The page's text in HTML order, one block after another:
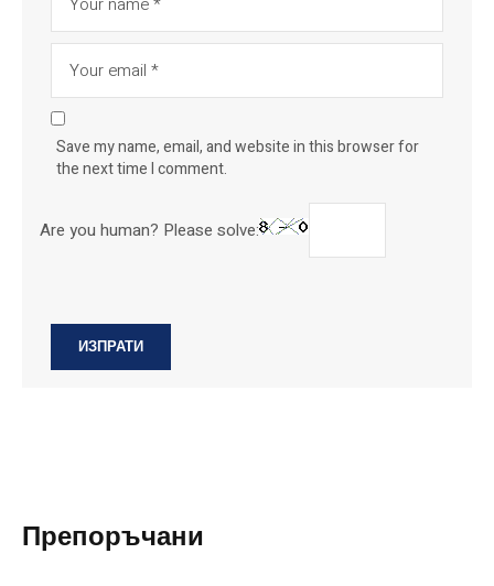
Save my name, email, and website in this browser for
the next time I comment.
Are you human? Please solve:
Препоръчани